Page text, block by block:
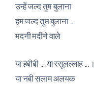
उन्हें जल्द तुम बुलाना
हम जल्द तुम बुलाना …
मदनी मदीने वाले
या हबीबी … या रसूलल्लाह …।
या नबी सलाम अलयक